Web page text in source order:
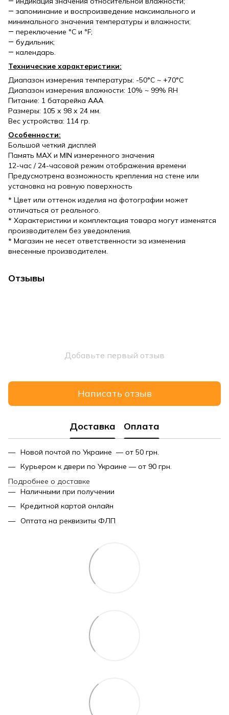
― запоминание и воспроизведение максимального и
минимального значения температуры и влажности;
― переключение °C и °F;
― будильник;
― календарь.
Технические характеристики:
Диапазон измерения температуры: -50°C ~ +70°C
Диапазон измерения влажности: 10% ~ 99% RH
Питание: 1 батарейка ААА
Размеры: 105 х 98 х 24 мм.
Вес устройства: 114 гр.
Особенности:
Большой четкий дисплей
Память MAX и MIN измеренного значения
12-час / 24-часовой режим отображения времени
Предусмотрена возможность крепления на стене или
установка на ровную поверхность
* Цвет или оттенок изделия на фотографии может
отличаться от реального.
* Характеристики и комплектация товара могут изменятся
производителем без уведомления.
* Магазин не несет ответственности за изменения
внесенные производителем.
Отзывы
Добавьте первый отзыв
Написать отзыв
Доставка Оплата
Новой почтой по Украине — от 50 грн.
Курьером к двери по Украине — от 90 грн.
Подробнее о доставке
Наличными при получении
Кредитной картой онлайн
Оптата на реквизиты ФЛП